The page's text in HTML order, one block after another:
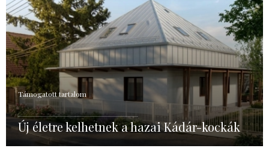
Támogatott tartalom
Új életre kelhetnek a hazai Kádár-kockák